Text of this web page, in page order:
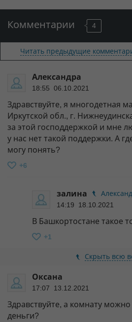
Комментарии 4
Читать предыдущие
Александра
18:55 06.10.2021
Здравствуйте, я многодетная
Иркутской обл., г.
за этой господдержкой и мне
у нас нет такой поддержки. А
могу понять?
+6
залина
14:19 18.10.2021
В Башкортостане такое
+1
Скрыть всю
Оксана
17:07 13.12.2021
Здравствуйте, а комнату можно
деньги?